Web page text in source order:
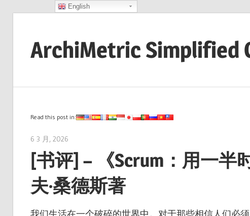
contentArchiMetric Simplified
Dev
Scrum,
More
Read this post in:
6 3 月, 2026
[书评] – 《Scrum：用一
夫·桑德斯著
English